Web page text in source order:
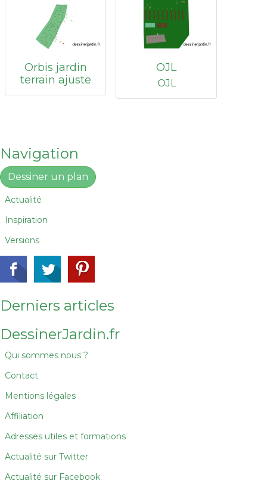
Orbis jardin
terrain ajuste
OJL
OJL
Navigation
Dessiner un plan
Actualité
Inspiration
Versions
Derniers articles
DessinerJardin.fr
Qui sommes nous ?
Contact
Mentions légales
Affiliation
Adresses utiles et formations
Actualité sur Twitter
Actualité sur Facebook